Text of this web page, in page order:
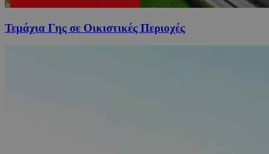
Τεμάχια Γης σε Οικιστικές Περιοχές